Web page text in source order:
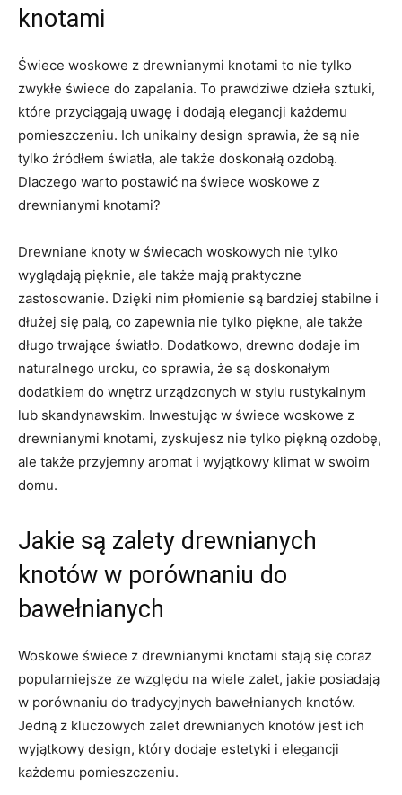
knotami
Świece woskowe‌ z drewnianymi knotami to nie tylko
zwykłe ⁤świece do zapalania. To ⁤prawdziwe dzieła sztuki,
które ⁤przyciągają‍ uwagę i dodają elegancji każdemu
pomieszczeniu. Ich ‌unikalny design sprawia, ⁢że są nie
tylko źródłem światła, ale także doskonałą ozdobą.
Dlaczego warto ⁣postawić‌ na ‍świece⁤ woskowe z
drewnianymi knotami?
Drewniane knoty w świecach‌ woskowych nie tylko
wyglądają pięknie, ale także mają praktyczne
zastosowanie. Dzięki‍ nim płomienie są bardziej‌ stabilne i
‌dłużej się ‌palą, co ⁣zapewnia nie tylko piękne,​ ale także
długo trwające światło. Dodatkowo, drewno dodaje im
naturalnego uroku, co sprawia, że⁣ są ​doskonałym
dodatkiem do wnętrz urządzonych w stylu‌ rustykalnym
lub ⁢skandynawskim. Inwestując w świece woskowe z
drewnianymi knotami, zyskujesz nie ‍tylko ⁢piękną ozdobę,⁤
ale⁤ także⁤ przyjemny ⁣aromat i‍ wyjątkowy klimat⁣ w swoim
domu.
Jakie⁣ są zalety drewnianych
⁤knotów w porównaniu⁤ do
bawełnianych
Woskowe⁢ świece z drewnianymi knotami stają się coraz
⁢popularniejsze​ ze ‌względu na wiele zalet, jakie‍ posiadają
w porównaniu ⁢do tradycyjnych bawełnianych ⁣knotów.
Jedną ‌z⁤ kluczowych zalet drewnianych‌ knotów jest ‌ich
wyjątkowy design, który dodaje estetyki i elegancji
każdemu pomieszczeniu.